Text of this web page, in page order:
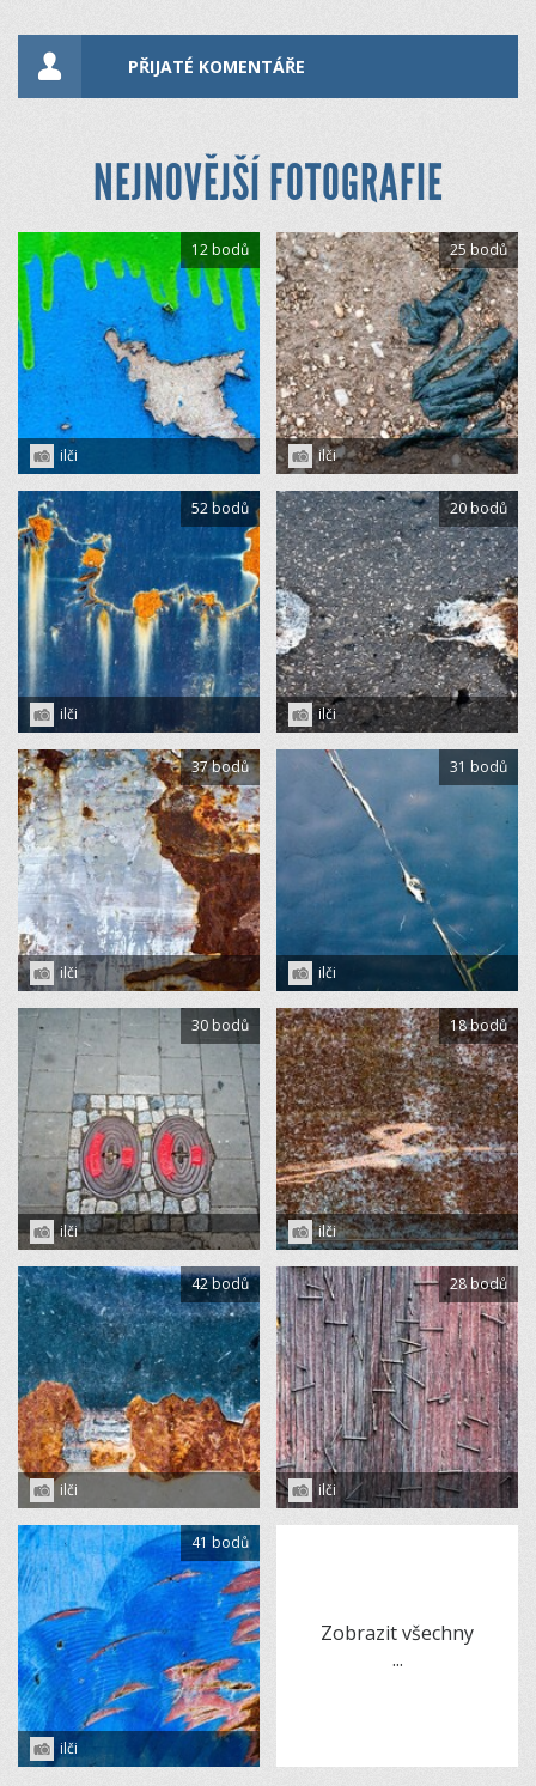
PŘIJATÉ KOMENTÁŘE
NEJNOVĚJŠÍ FOTOGRAFIE
ilči
12 bodů
ilči
25 bodů
ilči
52 bodů
ilči
20 bodů
ilči
37 bodů
ilči
31 bodů
ilči
30 bodů
ilči
18 bodů
ilči
42 bodů
ilči
28 bodů
ilči
41 bodů
Zobrazit všechny
...